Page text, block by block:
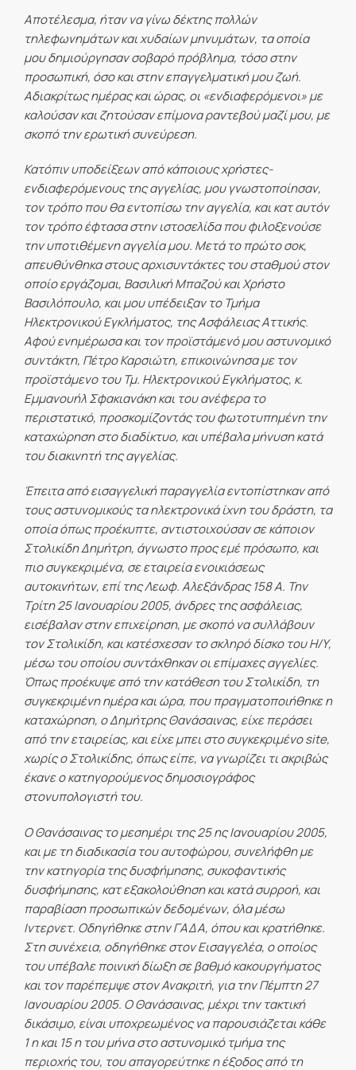
Αποτέλεσμα, ήταν να γίνω δέκτης πολλών
τηλεφωνημάτων και χυδαίων μηνυμάτων, τα οποία
μου δημιούργησαν σοβαρό πρόβλημα, τόσο στην
προσωπική, όσο και στην επαγγελματική μου ζωή.
Αδιακρίτως ημέρας και ώρας, οι «ενδιαφερόμενοι» με
καλούσαν και ζητούσαν επίμονα ραντεβού μαζί μου, με
σκοπό την ερωτική συνεύρεση.
Κατόπιν υποδείξεων από κάποιους χρήστες-
ενδιαφερόμενους της αγγελίας, μου γνωστοποίησαν,
τον τρόπο που θα εντοπίσω την αγγελία, και κατ αυτόν
τον τρόπο έφτασα στην ιστοσελίδα που φιλοξενούσε
την υποτιθέμενη αγγελία μου. Μετά το πρώτο σοκ,
απευθύνθηκα στους αρχισυντάκτες του σταθμού στον
οποίο εργάζομαι, Βασιλική Μπαζού και Χρήστο
Βασιλόπουλο, και μου υπέδειξαν το Τμήμα
Ηλεκτρονικού Εγκλήματος, της Ασφάλειας Αττικής.
Αφού ενημέρωσα και τον προϊστάμενό μου αστυνομικό
συντάκτη, Πέτρο Καρσιώτη, επικοινώνησα με τον
προϊστάμενο του Τμ. Ηλεκτρονικού Εγκλήματος, κ.
Εμμανουήλ Σφακιανάκη και του ανέφερα το
περιστατικό, προσκομίζοντάς του φωτοτυπημένη την
καταχώρηση στο διαδίκτυο, και υπέβαλα μήνυση κατά
του διακινητή της αγγελίας.
Έπειτα από εισαγγελική παραγγελία εντοπίστηκαν από
τους αστυνομικούς τα ηλεκτρονικά ίχνη του δράστη, τα
οποία όπως προέκυπτε, αντιστοιχούσαν σε κάποιον
Στολικίδη Δημήτρη, άγνωστο προς εμέ πρόσωπο, και
πιο συγκεκριμένα, σε εταιρεία ενοικιάσεως
αυτοκινήτων, επί της Λεωφ. Αλεξάνδρας 158 Α. Την
Τρίτη 25 Ιανουαρίου 2005, άνδρες της ασφάλειας,
εισέβαλαν στην επιχείρηση, με σκοπό να συλλάβουν
τον Στολικίδη, και κατέσχεσαν το σκληρό δίσκο του Η/Υ,
μέσω του οποίου συντάχθηκαν οι επίμαχες αγγελίες.
Όπως προέκυψε από την κατάθεση του Στολικίδη, τη
συγκεκριμένη ημέρα και ώρα, που πραγματοποιήθηκε η
καταχώρηση, ο Δημήτρης Θανάσαινας, είχε περάσει
από την εταιρείας, και είχε μπει στο συγκεκριμένοsite,
χωρίς ο Στολικίδης, όπως είπε, να γνωρίζει τι ακριβώς
έκανε ο κατηγορούμενος δημοσιογράφος
στονυπολογιστή του.
Ο Θανάσαινας το μεσημέρι της 25 ης Ιανουαρίου 2005,
και με τη διαδικασία του αυτοφώρου, συνελήφθη με
την κατηγορία της δυσφήμησης, συκοφαντικής
δυσφήμησης, κατ εξακολούθηση και κατά συρροή, και
παραβίαση προσωπικών δεδομένων, όλα μέσω
Ιντερνετ. Οδηγήθηκε στην ΓΑΔΑ, όπου και κρατήθηκε.
Στη συνέχεια, οδηγήθηκε στον Εισαγγελέα, ο οποίος
του υπέβαλε ποινική δίωξη σε βαθμό κακουργήματος
και τον παρέπεμψε στον Ανακριτή, για την Πέμπτη 27
Ιανουαρίου 2005. Ο Θανάσαινας, μέχρι την τακτική
δικάσιμο, είναι υποχρεωμένος να παρουσιάζεται κάθε
1 η και 15 η του μήνα στο αστυνομικό τμήμα της
περιοχής του, του απαγορεύτηκε η έξοδος από τη